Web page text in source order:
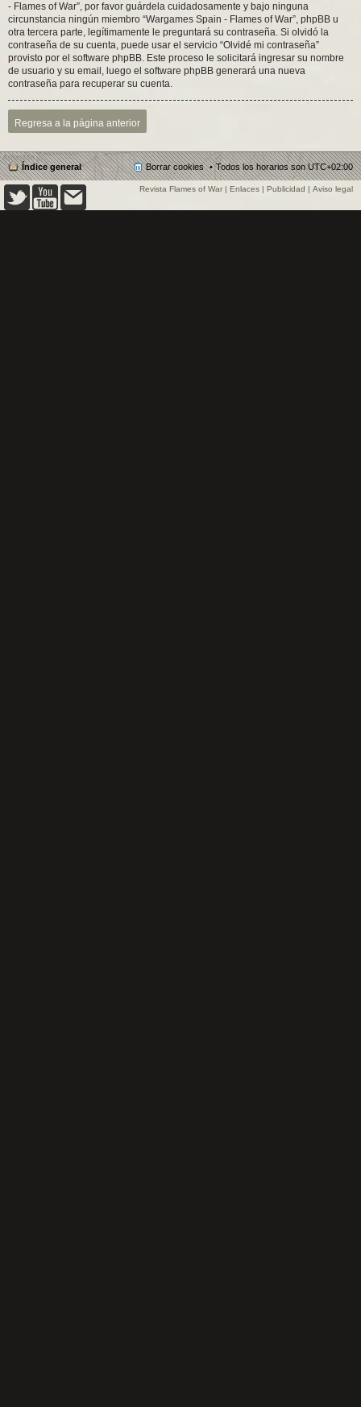
- Flames of War”, por favor guárdela cuidadosamente y bajo ninguna
circunstancia ningún miembro “Wargames Spain - Flames of War”, phpBB u
otra tercera parte, legítimamente le preguntará su contraseña. Si olvidó la
contraseña de su cuenta, puede usar el servicio “Olvidé mi contraseña”
provisto por el software phpBB. Este proceso le solicitará ingresar su nombre
de usuario y su email, luego el software phpBB generará una nueva
contraseña para recuperar su cuenta.
Regresa a la página anterior
Índice general Todos los horarios sonUTC+02:00
Borrar cookies
Revista Flames of War | Enlaces | Publicidad | Aviso legal